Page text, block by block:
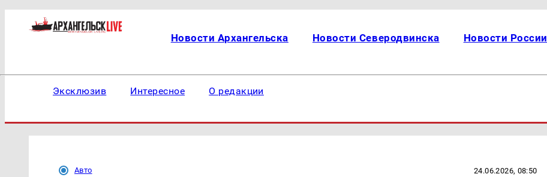
Новости Архангельска Новости Северодвинска Новости России
Эксклюзив Интересное О редакции
Авто 24.06.2026, 08:50